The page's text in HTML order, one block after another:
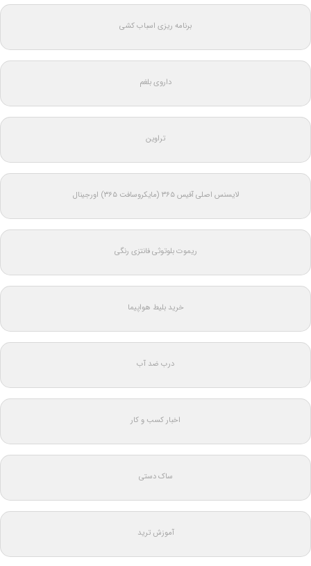
برنامه ریزی اسباب کشی
داروی بلغم
تراوین
لایسنس اصلی آفیس ۳۶۵ (مایکروسافت ۳۶۵) اورجینال
ریموت بلوتوثی فانتزی رنگی
خرید بلیط هواپیما
درب ضد آب
اخبار کسب و کار
ساک دستی
آموزش ترید